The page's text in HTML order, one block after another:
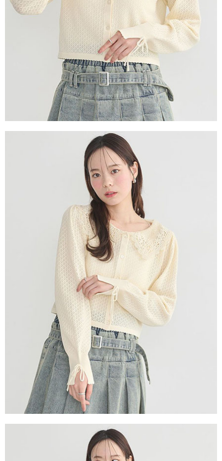
權轉讓予恩沛科技股份有限公司。
２．關於個人資料處理事宜，請瀏覽以下網址：
https://aftee.tw/terms/#terms3
３．未成年的使用者請事先徵得法定代理人或監護人之同意方可使用
「AFTEE先享後付」，若未經同意申辦者引起之損失，本公司不負相關責
４．使用「AFTEE先享後付」時，將依據個別帳號之用戶狀況，依本公司即
時審查核予不同之上限額度；若仍有額度不足之情形，本公司將視審查結果
請求用戶進行身份認證。
５．嚴禁一人註冊多個帳號或使用他人資訊註冊。若發現惡意使用之情形，
恩沛科技股份有限公司將有權停止該用戶之使用額度並採取法律行動。
7-11純取貨
每筆NT$60，滿NT$888(含以上)免運費
每筆NT$90，滿NT$888(含以上)免運費